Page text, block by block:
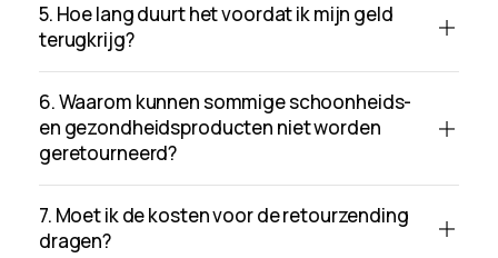
5. Hoe lang duurt het voordat ik mijn geld
terugkrijg?
6. Waarom kunnen sommige schoonheids-
en gezondheidsproducten niet worden
geretourneerd?
7. Moet ik de kosten voor de retourzending
dragen?